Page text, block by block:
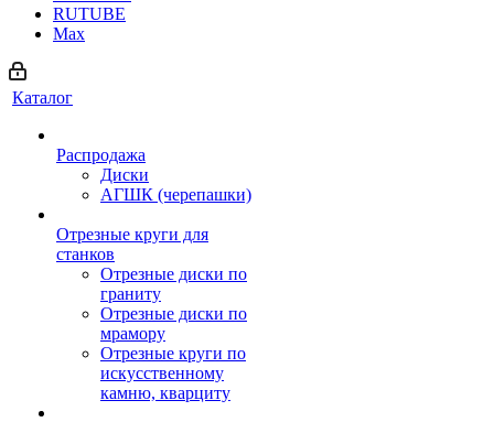
RUTUBE
Max
Каталог
Распродажа
Диски
АГШК (черепашки)
Отрезные круги для
станков
Отрезные диски по
граниту
Отрезные диски по
мрамору
Отрезные круги по
искусственному
камню, кварциту